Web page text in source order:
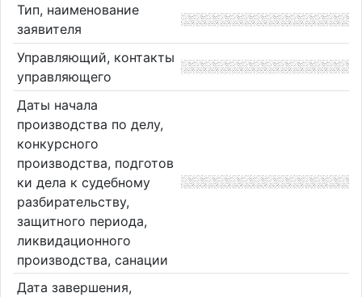
Тип, наименование
заявителя
Управляющий, контакты
управляющего
Даты начала
производства по делу,
конкурсного
производства, подготов
ки дела к судебному
разбирательству,
защитного периода,
ликвидационного
производства, санации
Дата завершения,